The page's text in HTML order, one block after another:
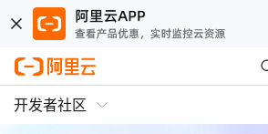
开发者社区